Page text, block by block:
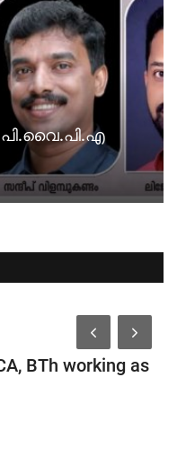
പി.വൈ.പി.എ
BTh working as